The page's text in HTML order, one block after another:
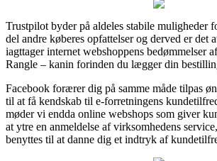
Trustpilot byder på aldeles stabile muligheder
del andre køberes opfattelser og derved er det
iagttager internet webshoppens bedømmelser
Rangle – kanin forinden du lægger din
Facebook forærer dig på samme måde tilpas
til at få kendskab til e-forretningens
møder vi endda online webshops som giver
at ytre en anmeldelse af virksomhedens
benyttes til at danne dig et indtryk af